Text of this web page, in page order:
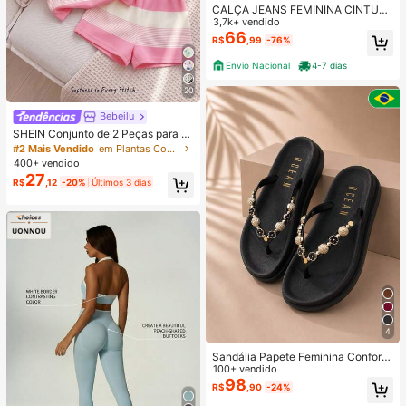
20
Bebeilu
SHEIN Conjunto de 2 Peças para M
eninas Bebês, Camiseta Solta de G
ola Redonda com Estampa Floral 3
D e Listras Rosas, Shorts Soltos, Est
ilo Casual e Confortável, Adequado
para Uso Diário, Passeios, Campus,
Volta às Aulas, Estilo Feminino, Rela
xado
#2 Mais Vendido
em Plantas Coordenadas de camiseta para bebê menin
400+ vendido
R$27 ,12 -20% Últimos 3 dias
CALÇA JEANS FEMININA CINTUR
A ALTA PANTALONA WIDE LEG LIS
A DENIM PREMIUM-11.11 Promoçã
o Cor Preto
3,7k+ vendido
R$66 ,99 -76%
Envio Nacional 4-7 dias
4
Sandália Papete Feminina Confortá
vel Elegante Leve para o Dia a Dia
Tendencia
100+ vendido
R$98 ,90 -24%